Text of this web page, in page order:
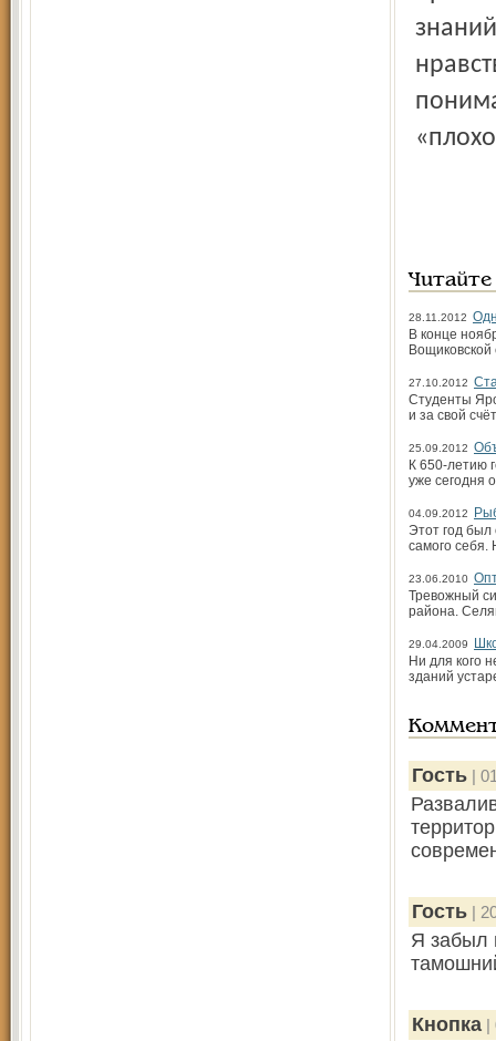
28.11.2012
В конце
27.10.2012
Студенты
и за свой
25.09.2012
К 650-летию
уже сегодня
04.09.2012
Этот год
самого себя.
23.06.2010
Тревожный
района.
29.04.2009
Ни для кого
зданий
Гость |
Гость |
Я забыл
Кнопка